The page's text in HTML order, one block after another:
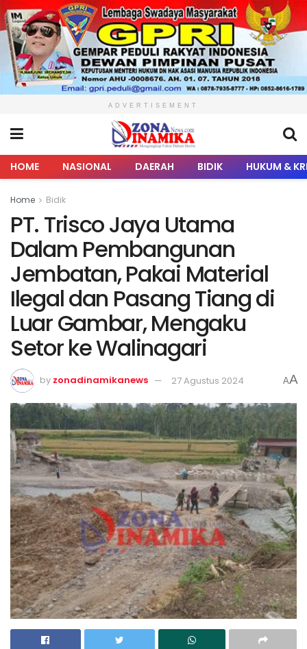
ADVERTISEMENT
HOME NASIONAL DAERAH BIDIK HUKUM &
Home Bidik
PT. Trisco Jaya Utama
Dalam Pembangunan
Jembatan, Pakai Material
Ilegal dan Pasang Tiang di
Luar Gambar, Mengaku
Setor ke Walinagari
by zonadinamikanews 27 Agustus 2024 AA